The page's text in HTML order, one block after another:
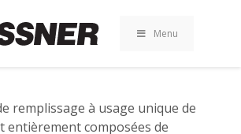
Menu
remplissage à usage unique de
entièrement composées de